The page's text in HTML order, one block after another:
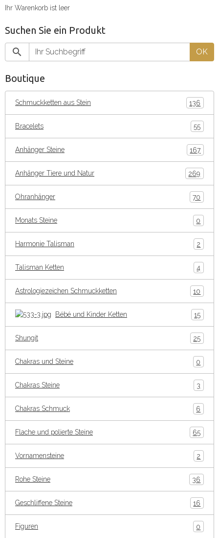
Ihr Warenkorb ist leer
Suchen Sie ein Produkt
OK
Boutique
Schmuckketten aus Stein 136
Bracelets 55
Anhänger Steine 167
Anhänger Tiere und Natur 269
Ohranhänger 70
Monats Steine 0
Harmonie Talisman 2
Talisman Ketten 4
Astrologiezeichen Schmuckketten 10
Bébé und Kinder Ketten 15
Shungit 25
Chakras und Steine 0
Chakras Steine 3
Chakras Schmuck 6
Flache und polierte Steine 65
Vornamensteine 2
Rohe Steine 36
Geschliffene Steine 16
Figuren 0